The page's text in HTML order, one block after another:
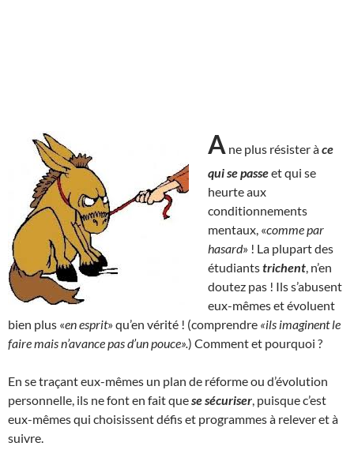
A ne plus résister àce
qui se passeet qui se
heurte aux
conditionnements
mentaux, «comme par
hasard» ! La plupart des
étudiantstrichent , n’en
doutez pas ! Ils s’abusent
eux-mêmes et évoluent
bien plus «en esprit» qu’en vérité ! (comprendre «ils imaginent le
faire mais n’avance pas d’un pouce».) Comment et pourquoi ?
En se traçant eux-mêmes un plan de réforme ou d’évolution
personnelle, ils ne font en fait quese sécuriser , puisque c’est
eux-mêmes qui choisissent défis et programmes à relever et à
suivre.